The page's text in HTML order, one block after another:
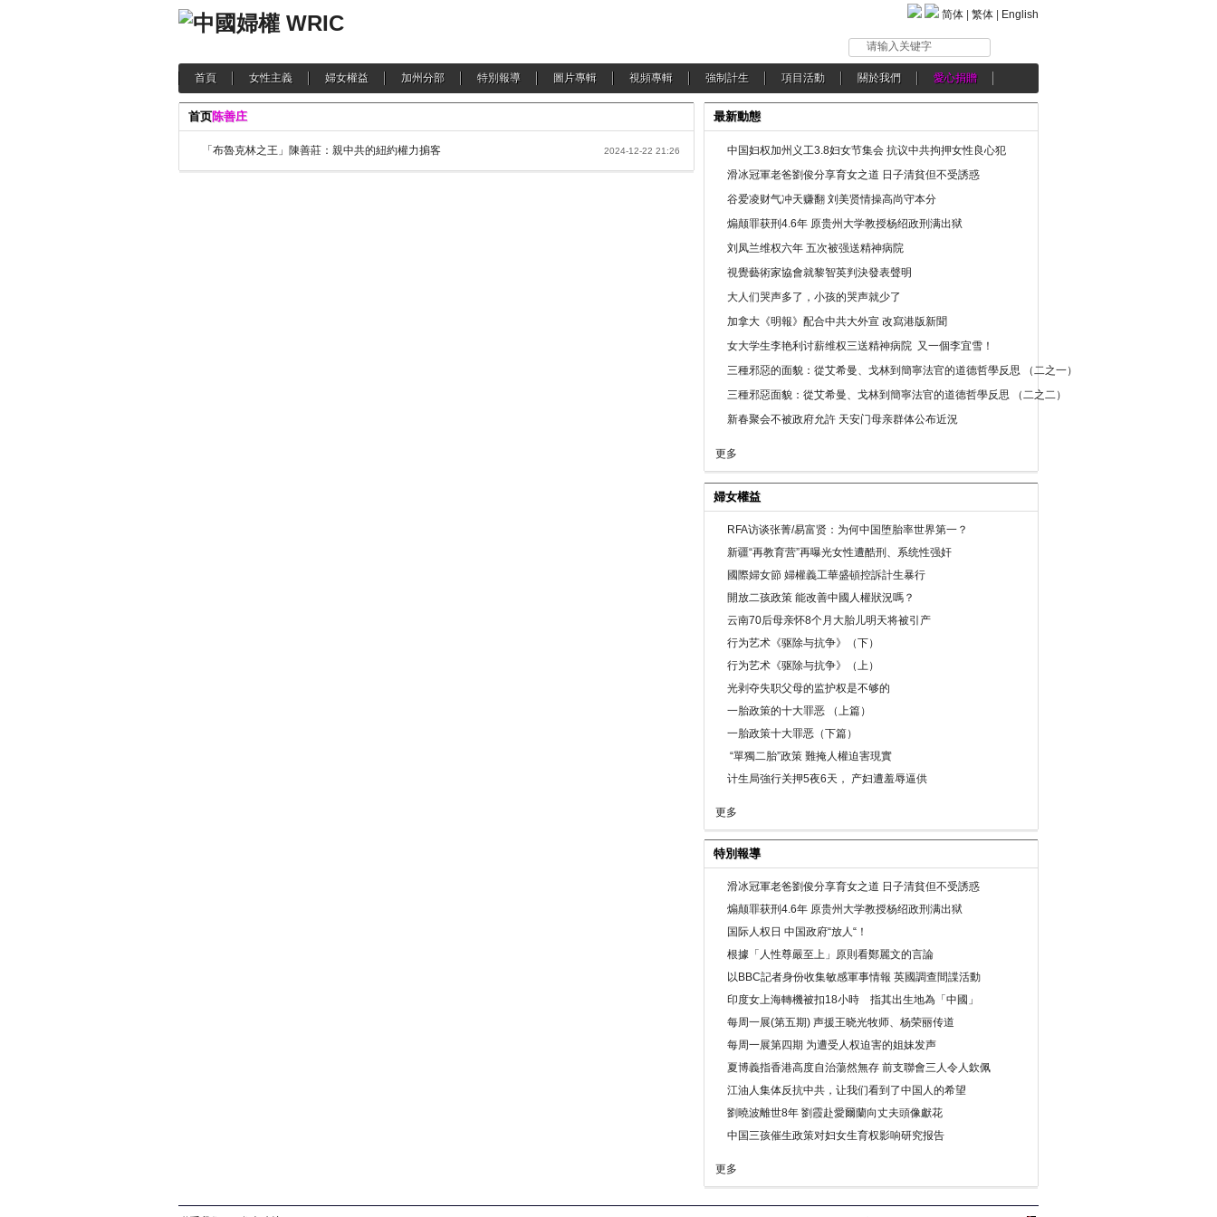
简体 繁体 English
请输入关键字
首頁 女性主義 婦女權益 加州分部 特別報導 圖片專輯 視頻專輯 強制計生 項目活動 關於我們 愛心捐贈
首页陈善庄
「布魯克林之王」陳善莊：親中共的紐約權力掮客 2024-12-22 21:26
最新動態
中国妇权加州义工3.8妇女节集会 抗议中共拘押女性良心犯
滑冰冠軍老爸劉俊分享育女之道 日子清貧但不受誘惑
谷爱凌财气冲天赚翻 刘美贤情操高尚守本分
煽颠罪获刑4.6年 原贵州大学教授杨绍政刑满出狱
刘凤兰维权六年 五次被强送精神病院
視覺藝術家協會就黎智英判決發表聲明
大人们哭声多了，小孩的哭声就少了
加拿大《明報》配合中共大外宣 改寫港版新聞
女大学生李艳利讨薪维权三送精神病院 又一個李宜雪！
三種邪惡的面貌：從艾希曼、戈林到簡寧法官的道德哲學反思 （二之一）
三種邪惡面貌：從艾希曼、戈林到簡寧法官的道德哲學反思 （二之二）
新春聚会不被政府允許 天安门母亲群体公布近況
更多
婦女權益
RFA访谈张菁/易富贤：为何中国堕胎率世界第一？
新疆“再教育营”再曝光女性遭酷刑、系统性强奸
國際婦女節 婦權義工華盛頓控訴計生暴行
開放二孩政策 能改善中國人權狀況嗎？
云南70后母亲怀8个月大胎儿明天将被引产
行为艺术《驱除与抗争》（下）
行为艺术《驱除与抗争》（上）
光剥夺失职父母的监护权是不够的
一胎政策的十大罪恶 （上篇）
一胎政策十大罪恶（下篇）
“單獨二胎”政策 難掩人權迫害現實
计生局強行关押5夜6天， 产妇遭羞辱逼供
更多
特別報導
滑冰冠軍老爸劉俊分享育女之道 日子清貧但不受誘惑
煽颠罪获刑4.6年 原贵州大学教授杨绍政刑满出狱
国际人权日 中国政府“放人“！
根據「人性尊嚴至上」原則看鄭麗文的言論
以BBC記者身份收集敏感軍事情報 英國調查間諜活動
印度女上海轉機被扣18小時 指其出生地為「中國」
每周一展(第五期) 声援王晓光牧师、杨荣丽传道
每周一展第四期 为遭受人权迫害的姐妹发声
夏博義指香港高度自治蕩然無存 前支聯會三人令人欽佩
江油人集体反抗中共，让我们看到了中国人的希望
劉曉波離世8年 劉霞赴愛爾蘭向丈夫頭像獻花
中国三孩催生政策对妇女生育权影响研究报告
更多